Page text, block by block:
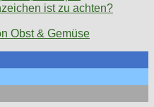
ist zu achten?
Obst & Gemüse